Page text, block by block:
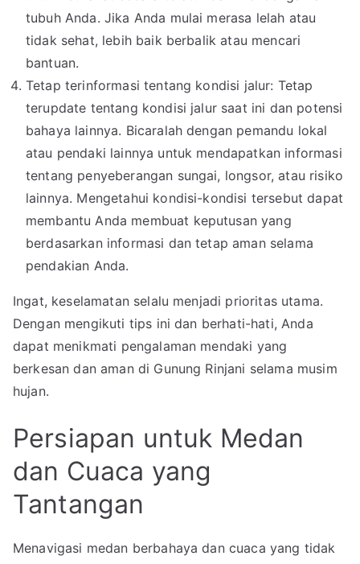
tubuh Anda. Jika Anda mulai merasa lelah atau
tidak sehat, lebih baik berbalik atau mencari
bantuan.
Tetap terinformasi tentang kondisi jalur: Tetap
terupdate tentang kondisi jalur saat ini dan potensi
bahaya lainnya. Bicaralah dengan pemandu lokal
atau pendaki lainnya untuk mendapatkan informasi
tentang penyeberangan sungai, longsor, atau risiko
lainnya. Mengetahui kondisi-kondisi tersebut dapat
membantu Anda membuat keputusan yang
berdasarkan informasi dan tetap aman selama
pendakian Anda.
Ingat, keselamatan selalu menjadi prioritas utama.
Dengan mengikuti tips ini dan berhati-hati, Anda
dapat menikmati pengalaman mendaki yang
berkesan dan aman di Gunung Rinjani selama musim
hujan.
Persiapan untuk Medan
dan Cuaca yang
Tantangan
Menavigasi medan berbahaya dan cuaca yang tidak